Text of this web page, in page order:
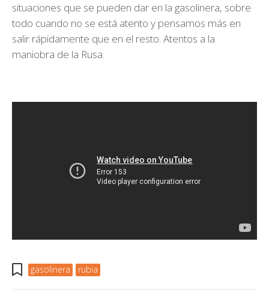
situaciones que se pueden dar en la gasolinera, sobre
todo cuando no se está atento y pensamos más en
salir rápidamente que en el resto. Atentos a la
maniobra de la Rusa.
gasolinera rubia